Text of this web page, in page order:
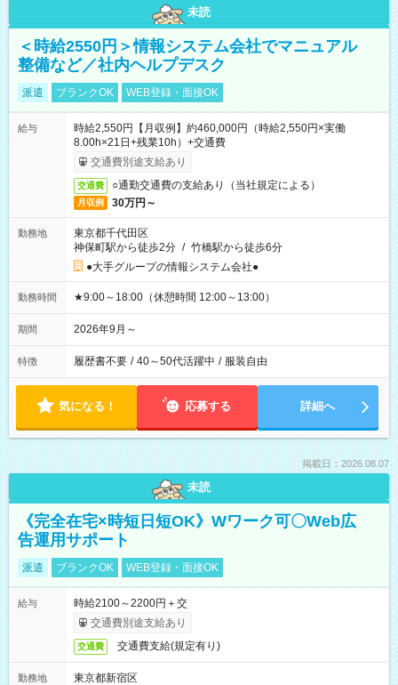
未読
＜時給2550円＞情報システム会社でマニュアル
整備など／社内ヘルプデスク
派遣 ブランクOK WEB登録・面接OK
給与
時給2,550円【月収例】約460,000円（時給2,550円×実働
8.00h×21日+残業10h）+交通費
交通費別途支給あり
交通費 ○通勤交通費の支給あり（当社規定による）
月収例 30万円～
勤務地
東京都千代田区
神保町駅から徒歩2分 / 竹橋駅から徒歩6分
●大手グループの情報システム会社●
勤務時間 ★9:00～18:00（休憩時間 12:00～13:00）
期間 2026年9月～
特徴 履歴書不要 / 40～50代活躍中 / 服装自由
気になる！ 応募する 詳細へ
掲載日：2026.08.07
未読
《完全在宅×時短日短OK》Wワーク可〇Web広
告運用サポート
派遣 ブランクOK WEB登録・面接OK
給与
時給2100～2200円＋交
交通費別途支給あり
交通費 交通費支給(規定有り)
勤務地
東京都新宿区